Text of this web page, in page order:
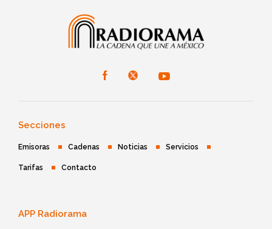
Secciones
Emisoras Cadenas Noticias Servicios
Tarifas Contacto
APP Radiorama